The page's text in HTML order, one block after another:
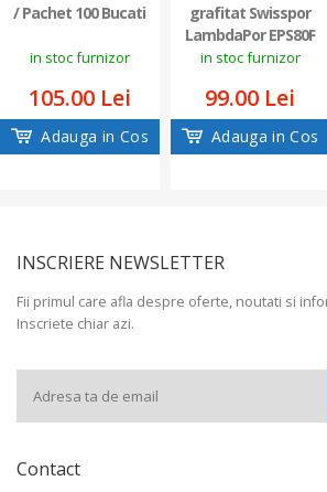
/ Pachet 100 Bucati
in stoc furnizor
105.00 Lei
Adauga in Cos
grafitat Swisspor
LambdaPor EPS80F
8cm
in stoc furnizor
99.00 Lei
Adauga in Cos
INSCRIERE NEWSLETTER
Fii primul care afla despre oferte, noutati si
Inscriete chiar azi.
Contact